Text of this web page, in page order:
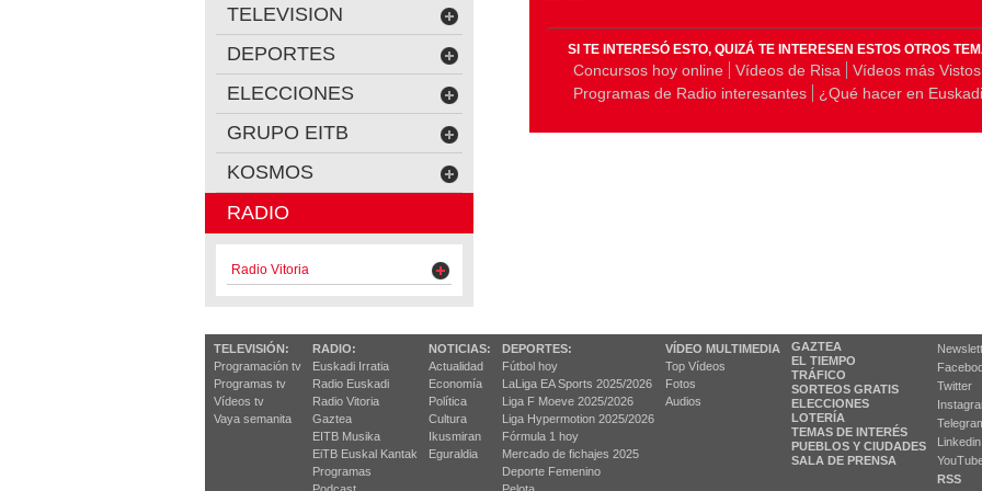
SI TE INTERESÓ ESTO, QUIZÁ TE INTERESEN ESTOS OTROS
Concursos hoy online Vídeos de Risa Vídeos más
Programas de Radio interesantes
¿Qué hacer en
TELEVISION
DEPORTES
ELECCIONES
GRUPO EITB
KOSMOS
RADIO
Radio Vitoria
TELEVISIÓN:
Programación tv
Programas tv
Vídeos tv
Vaya semanita
RADIO:
Euskadi Irratia
Radio Euskadi
Radio Vitoria
Gaztea
EITB Musika
EiTB Euskal Kantak
Programas
NOTICIAS:
Actualidad
Economía
Política
Cultura
Ikusmiran
Eguraldia
DEPORTES:
Fútbol hoy
LaLiga EA Sports 2025/2026
Liga F Moeve 2025/2026
Liga Hypermotion 2025/2026
Fórmula 1 hoy
Mercado de fichajes 2025
Deporte Femenino
VÍDEO MULTIMEDIA
Top Vídeos
Fotos
Audios
GAZTEA
EL TIEMPO
TRÁFICO
SORTEOS GRATIS
ELECCIONES
LOTERÍA
TEMAS DE INTERÉS
PUEBLOS Y CIUDADES
SALA DE PRENSA
Twitter
Linkedin
RSS